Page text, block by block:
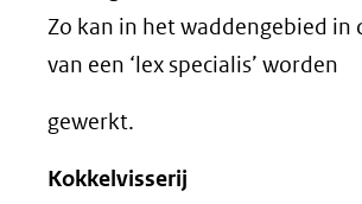
Zo kan in het waddengebied in
van een ‘lex specialis’ worden
gewerkt.
Kokkelvisserij